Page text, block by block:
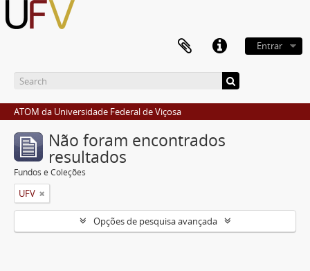
Entrar
ATOM da Universidade Federal de Viçosa
Não foram encontrados
resultados
Fundos e Coleções
UFV
Opções de pesquisa avançada